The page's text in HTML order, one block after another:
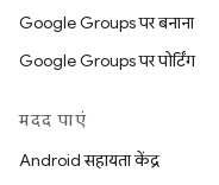
Google Groups पर बनाना
Google Groups पर पोर्टिंग
मदद पाएं
Android सहायता केंद्र